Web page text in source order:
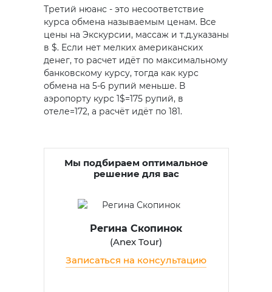
Мы подбираем оптимальное
решение для вас
Регина Скопинок
(Anex Tour)
Записаться на консультацию
Третий нюанс - это несоответствие
курса обмена называемым ценам. Все
цены на Экскурсии, массаж и т.д.указаны
в $. Если нет мелких американских
денег, то расчет идёт по максимальному
банковскому курсу, тогда как курс
обмена на 5-6 рупий меньше. В
аэропорту курс 1$=175 рупий, в
отеле=172, а расчёт идёт по 181.